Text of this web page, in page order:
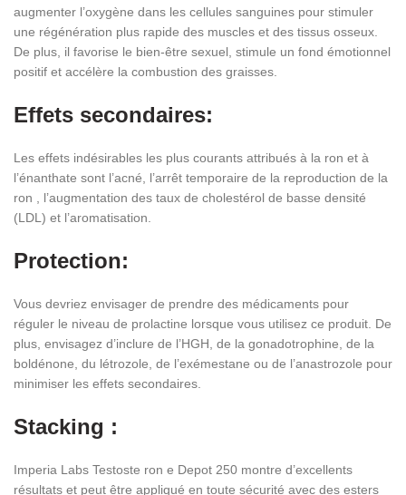
augmenter l’oxygène dans les cellules sanguines pour stimuler
une régénération plus rapide des muscles et des tissus osseux.
De plus, il favorise le bien-être sexuel, stimule un fond émotionnel
positif et accélère la combustion des graisses.
Effets secondaires:
Les effets indésirables les plus courants attribués à la ron et à
l’énanthate sont l’acné, l’arrêt temporaire de la reproduction de la
ron , l’augmentation des taux de cholestérol de basse densité
(LDL) et l’aromatisation.
Protection:
Vous devriez envisager de prendre des médicaments pour
réguler le niveau de prolactine lorsque vous utilisez ce produit. De
plus, envisagez d’inclure de l’HGH, de la gonadotrophine, de la
boldénone, du létrozole, de l’exémestane ou de l’anastrozole pour
minimiser les effets secondaires.
Stacking :
Imperia Labs Testoste ron e Depot 250 montre d’excellents
résultats et peut être appliqué en toute sécurité avec des esters